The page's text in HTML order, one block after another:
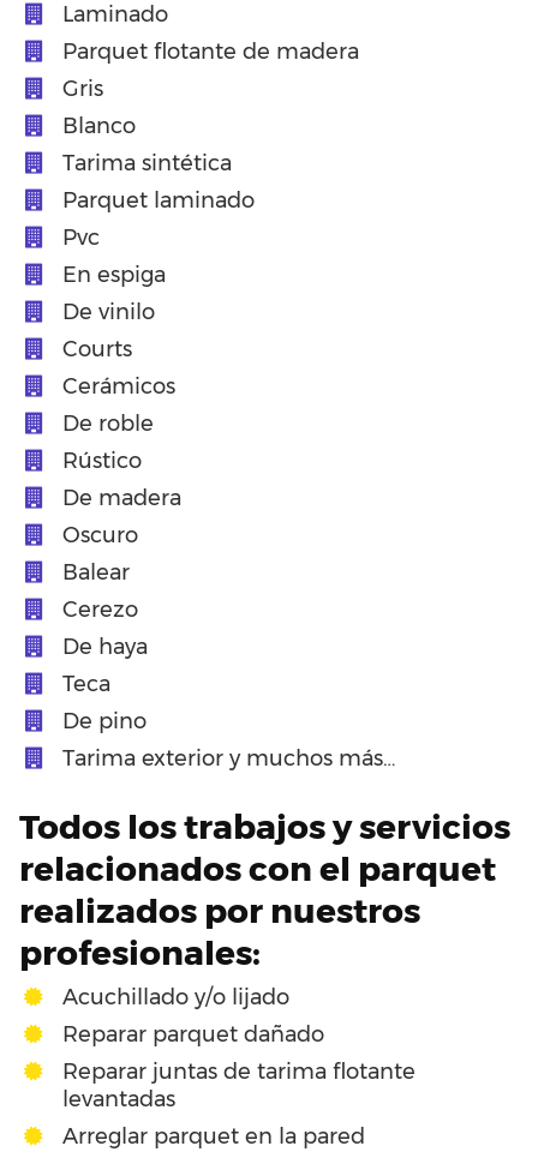
Laminado
Parquet flotante de madera
Gris
Blanco
Tarima sintética
Parquet laminado
Pvc
En espiga
De vinilo
Courts
Cerámicos
De roble
Rústico
De madera
Oscuro
Balear
Cerezo
De haya
Teca
De pino
Tarima exterior y muchos más…
Todos los trabajos y servicios
relacionados con el parquet
realizados por nuestros
profesionales:
Acuchillado y/o lijado
Reparar parquet dañado
Reparar juntas de tarima flotante
levantadas
Arreglar parquet en la pared